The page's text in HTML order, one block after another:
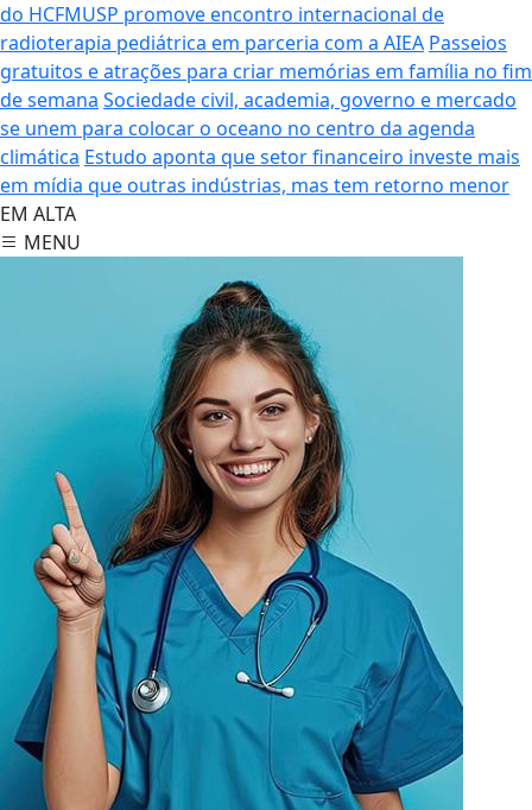
do HCFMUSP promove encontro internacional de
radioterapia pediátrica em parceria com a AIEA Passeios
gratuitos e atrações para criar memórias em família no fim
de semana Sociedade civil, academia, governo e mercado
se unem para colocar o oceano no centro da agenda
climática Estudo aponta que setor financeiro investe mais
em mídia que outras indústrias, mas tem retorno menor
EM ALTA
MENU